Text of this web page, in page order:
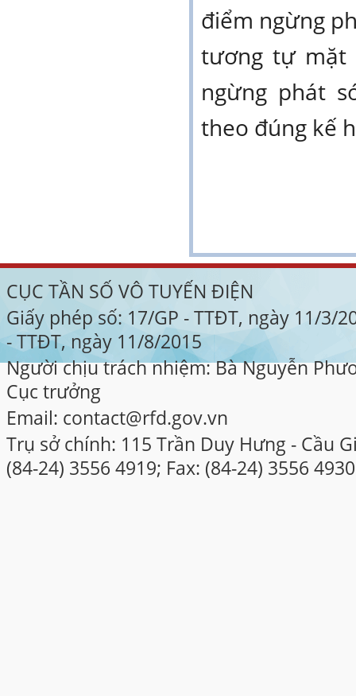
điểm ngừng
tương tự mặt
ngừng phát
theo đúng kế
CỤC TẦN SỐ VÔ TUYẾN ĐIỆN
Giấy phép số: 17/GP - TTĐT, ngày 11/3/
- TTĐT, ngày 11/8/2015
Người chịu trách nhiệm: Bà Nguyễn
Cục trưởng
Email: contact@rfd.gov.vn
Trụ sở chính: 115 Trần Duy Hưng - Cầu
(84-24) 3556 4919; Fax: (84-24) 3556 4930